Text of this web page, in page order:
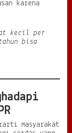
karena
kecil per
bisa
masyarakat